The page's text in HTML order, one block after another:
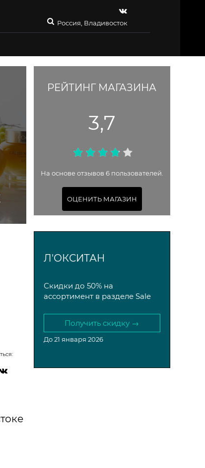
Россия, Владивосток
РЕЙТИНГ МАГАЗИНА
3,7
На основе отзывов 6 пользователей.
ОЦЕНИТЬ МАГАЗИН
Л'ОКСИТАН
Скидки до 50% на
ассортимент в разделе Sale
Получить скидку →
До 21 января 2026